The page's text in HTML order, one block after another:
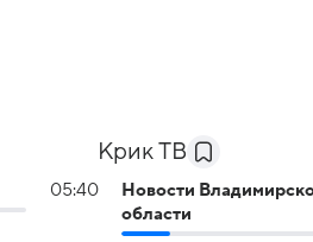
Крик ТВ
05:40
Новости
области